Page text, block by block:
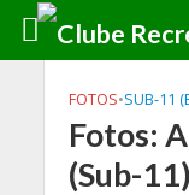
FOTOS•SUB-11
Fotos:
(Sub-11)